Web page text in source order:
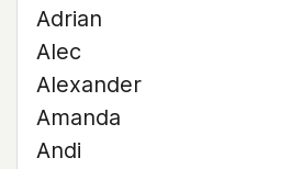
Adrian
Alec
Alexander
Amanda
Andi